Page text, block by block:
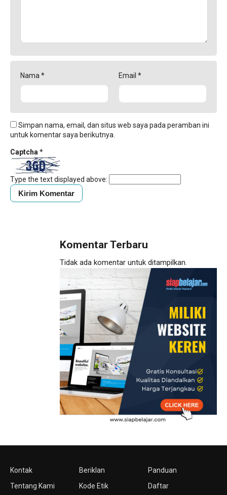
Nama* Email *
Simpan nama, email, dan situs web saya pada peramban ini
untuk komentar saya berikutnya.
Captcha*
Type the text displayed above:
Komentar Terbaru
Tidak ada komentar untuk ditampilkan.
Kontak
Tentang Kami
Beriklan
Kode Etik
Panduan
Daftar